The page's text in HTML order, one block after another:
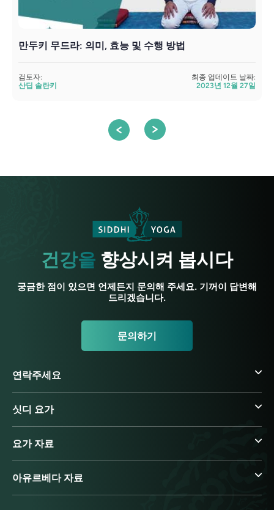
만두키 무드라: 의미, 효능 및 수행 방법
검토자:
산딥 솔란키
최종 업데이트 날짜:
2023년 12월 27일
건강을 향상시켜 봅시다
궁금한 점이 있으면 언제든지 문의해 주세요. 기꺼이 답변해
드리겠습니다.
문의하기
연락주세요
싯디 요가
요가 자료
아유르베다 자료